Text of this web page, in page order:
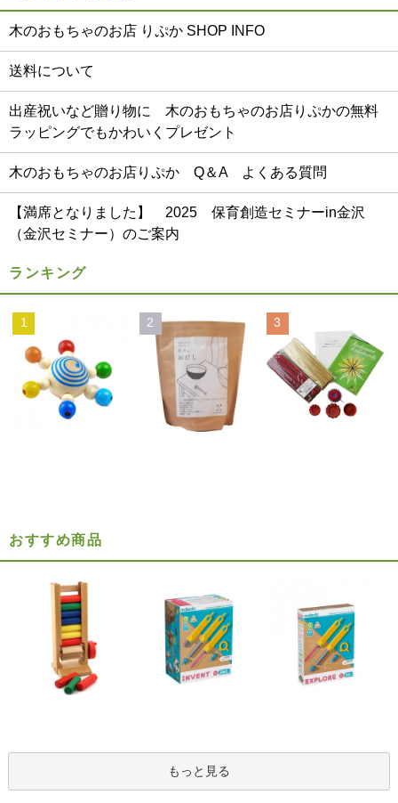
木のおもちゃのお店 りぷか SHOP INFO
送料について
出産祝いなど贈り物に 木のおもちゃのお店りぷかの無料
ラッピングでもかわいくプレゼント
木のおもちゃのお店りぷか Q＆A よくある質問
【満席となりました】 2025 保育創造セミナーin金沢
（金沢セミナー）のご案内
ランキング
1 2 3
おすすめ商品
もっと見る